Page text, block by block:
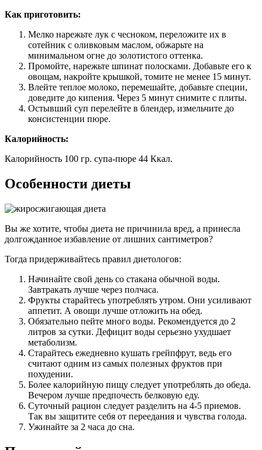
Как приготовить:
Мелко нарежьте лук с чесноком, переложите их в
сотейник с оливковым маслом, обжарьте на
минимальном огне до золотистого оттенка.
Промойте, нарежьте шпинат полосками. Добавьте его к
овощам, накройте крышкой, томите не менее 15 минут.
Влейте теплое молоко, перемешайте, добавьте специи,
доведите до кипения. Через 5 минут снимите с плиты.
Остывший суп перелейте в блендер, измельчите до
консистенции пюре.
Калорийность:
Калорийность 100 гр. супа-пюре 44 Ккал.
Особенности диеты
Вы же хотите, чтобы диета не причинила вред, а принесла
долгожданное избавление от лишних сантиметров?
Тогда придерживайтесь правил диетологов:
Начинайте свой день со стакана обычной воды.
Завтракать лучше через полчаса.
Фрукты старайтесь употреблять утром. Они усиливают
аппетит. А овощи лучше отложить на обед.
Обязательно пейте много воды. Рекомендуется до 2
литров за сутки. Дефицит воды серьезно ухудшает
метаболизм.
Старайтесь ежедневно кушать грейпфрут, ведь его
считают одним из самых полезных фруктов при
похудении.
Более калорийную пищу следует употреблять до обеда.
Вечером лучше предпочесть белковую еду.
Суточный рацион следует разделить на 4-5 приемов.
Так вы защитите себя от переедания и чувства голода.
Ужинайте за 2 часа до сна.